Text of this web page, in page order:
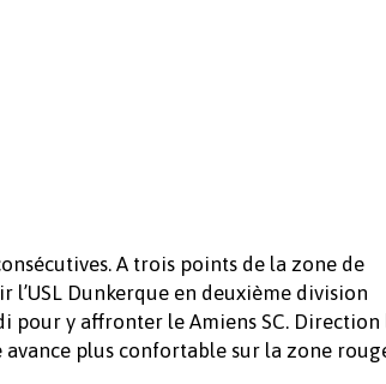
A trois points de la zone de
Dunkerque en deuxième division
pour y affronter le Amiens SC. Direction
plus confortable sur la zone